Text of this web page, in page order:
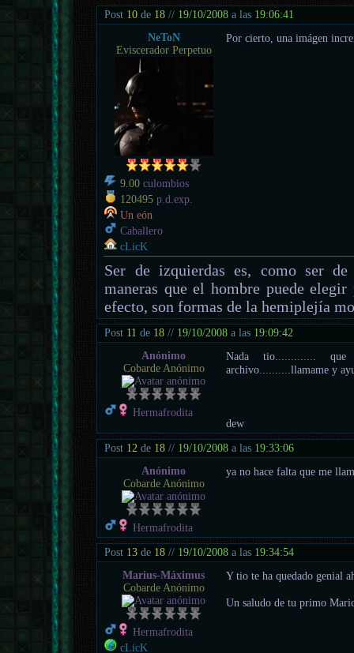
Post 10 de 18 // 19/10/2008 a las 19:06:41
NeToN
Eviscerador Perpetuo
9.00 culombios
120495 p.d.exp.
Un eón
Caballero
cLicK
Por cierto, una imágen
Ser de izquierdas es, como ser
maneras que el hombre puede
efecto, son formas de la hemiplejía
Post 11 de 18 // 19/10/2008 a las 19:09:42
Anónimo
Cobarde Anónimo
Hermafrodita
Nada tio.............
archivo..........llamame y
dew
Post 12 de 18 // 19/10/2008 a las 19:33:06
Anónimo
Cobarde Anónimo
Hermafrodita
ya no hace falta que me
Post 13 de 18 // 19/10/2008 a las 19:34:54
Marius-Máximus
Cobarde Anónimo
Hermafrodita
cLicK
Y tio te ha quedado genial
Un saludo de tu primo